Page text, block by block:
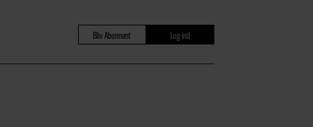
Bliv Abonnent Log ind